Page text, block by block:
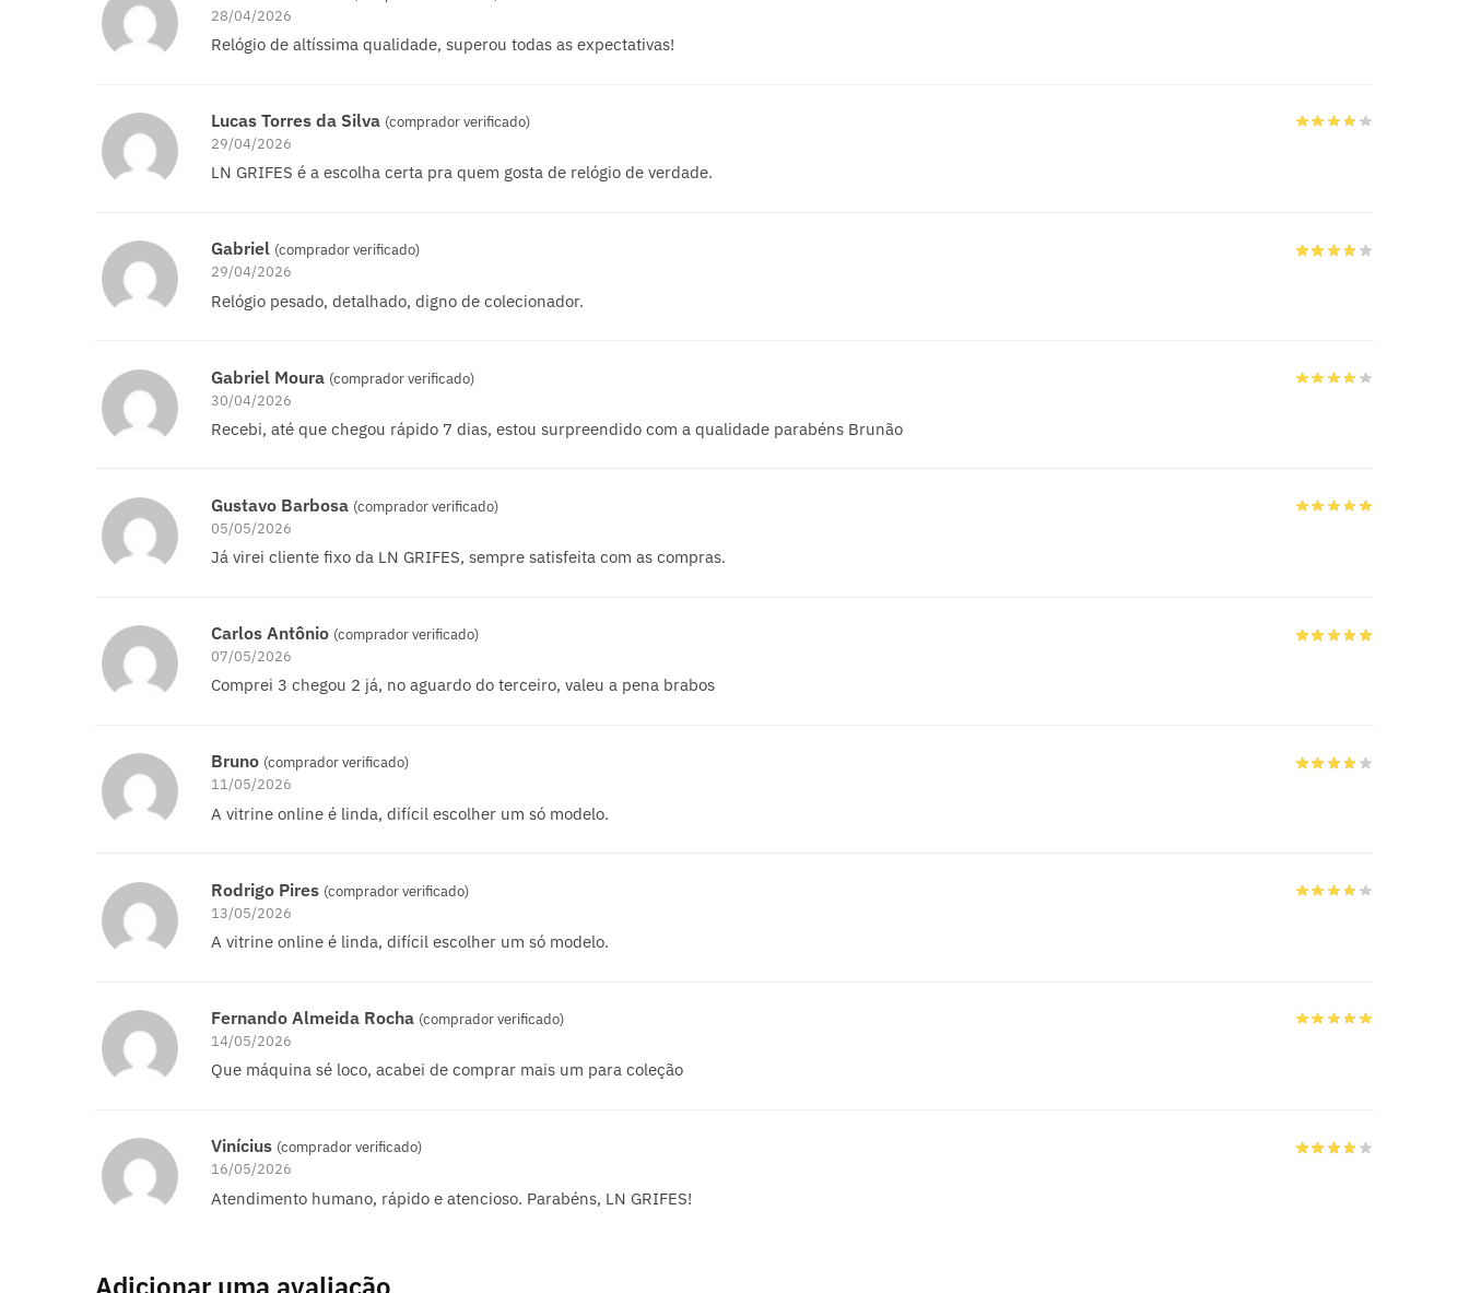
28/04/2026
Relógio de altíssima qualidade, superou todas as expectativas!
Lucas Torres da Silva (comprador verificado)
29/04/2026
LN GRIFES é a escolha certa pra quem gosta de relógio de verdade.
Gabriel (comprador verificado)
29/04/2026
Relógio pesado, detalhado, digno de colecionador.
Gabriel Moura (comprador verificado)
30/04/2026
Recebi, até que chegou rápido 7 dias, estou surpreendido com a qualidade parabéns Brunão
Gustavo Barbosa (comprador verificado)
05/05/2026
Já virei cliente fixo da LN GRIFES, sempre satisfeita com as compras.
Carlos Antônio (comprador verificado)
07/05/2026
Comprei 3 chegou 2 já, no aguardo do terceiro, valeu a pena brabos
Bruno (comprador verificado)
11/05/2026
A vitrine online é linda, difícil escolher um só modelo.
Rodrigo Pires (comprador verificado)
13/05/2026
A vitrine online é linda, difícil escolher um só modelo.
Fernando Almeida Rocha (comprador verificado)
14/05/2026
Que máquina sé loco, acabei de comprar mais um para coleção
Vinícius (comprador verificado)
16/05/2026
Atendimento humano, rápido e atencioso. Parabéns, LN GRIFES!